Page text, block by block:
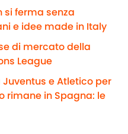
si ferma senza
e idee made in Italy
di mercato della
League
e Atletico per
rimane in Spagna: le